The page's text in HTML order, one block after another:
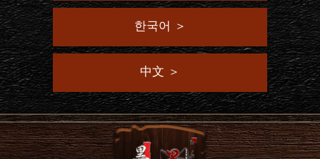
한국어 ＞
中文 ＞